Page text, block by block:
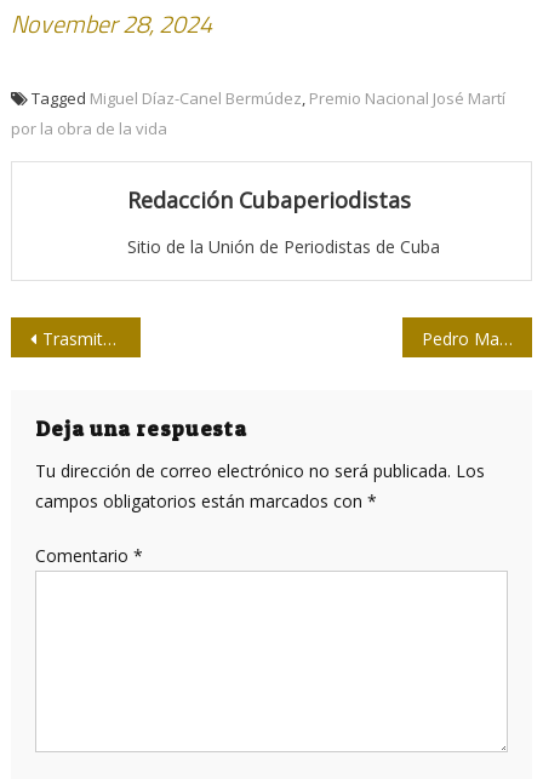
November 28, 2024
Tagged Miguel Díaz-Canel Bermúdez Premio Nacional José Martí
por la obra de la vida
Redacción Cubaperiodistas
Sitio de la Unión de Periodistas de Cuba
Navegación
entradas
Trasmite Esteban Lazo condolencias por el fallecimiento de Martínez Pírez Pedro Martínez Pírez: El hijo de un hombre sin huecos
Deja una respuesta
Tu dirección de correo electrónico no será publicada. Los
campos obligatorios están marcados con *
Comentario *